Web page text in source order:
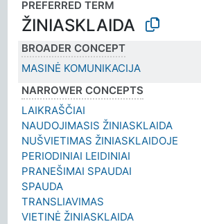
PREFERRED TERM
ŽINIASKLAIDA
BROADER CONCEPT
MASINĖ KOMUNIKACIJA
NARROWER CONCEPTS
LAIKRAŠČIAI
NAUDOJIMASIS ŽINIASKLAIDA
NUŠVIETIMAS ŽINIASKLAIDOJE
PERIODINIAI LEIDINIAI
PRANEŠIMAI SPAUDAI
SPAUDA
TRANSLIAVIMAS
VIETINĖ ŽINIASKLAIDA